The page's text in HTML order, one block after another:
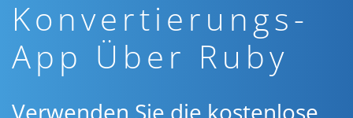
Konvertierungs-
App Über Ruby
Verwenden Sie die kostenlose